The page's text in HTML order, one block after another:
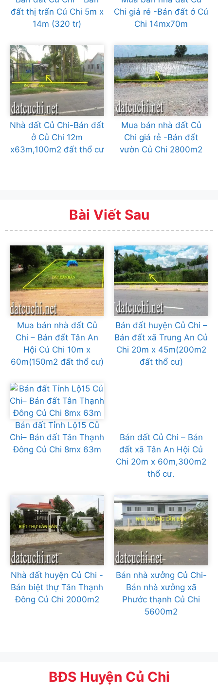
đất thị trấn Củ Chi 5m x
14m (320 tr)
Chi giá rẻ -Bán đất ở Củ
Chi 14mx70m
Nhà đất Củ Chi-Bán đất
ở Củ Chi 12m
x63m,100m2 đất thổ cư
Mua bán nhà đất Củ
Chi giá rẻ -Bán đất
vườn Củ Chi 2800m2
Bài Viết Sau
Mua bán nhà đất Củ
Chi – Bán đất Tân An
Hội Củ Chi 10m x
60m(150m2 đất thổ cư)
Bán đất huyện Củ Chi –
Bán đất xã Trung An Củ
Chi 20m x 45m(200m2
đất thổ cư)
Bán đất Tỉnh Lộ15 Củ
Chi– Bán đất Tân Thạnh
Đông Củ Chi 8mx 63m
Bán đất Củ Chi – Bán
đất xã Tân An Hội Củ
Chi 20m x 60m,300m2
thổ cư.
Nhà đất huyện Củ Chi -
Bán biệt thự Tân Thạnh
Đông Củ Chi 2000m2
Bán nhà xưởng Củ Chi-
Bán nhà xưởng xã
Phước thạnh Củ Chi
5600m2
BĐS Huyện Củ Chi